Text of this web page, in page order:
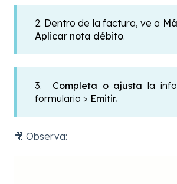
2. Dentro de la factura, ve a
Aplicar nota débito.
3. Completa o ajusta la
formulario > Emitir.
🎥 Observa: